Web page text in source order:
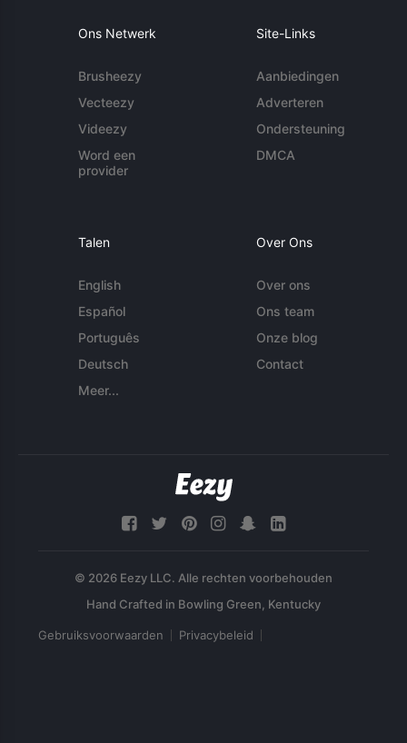
Ons Netwerk
Brusheezy
Vecteezy
Videezy
Word een
provider
Site-Links
Aanbiedingen
Adverteren
Ondersteuning
DMCA
Talen
English
Español
Português
Deutsch
Meer...
Over Ons
Over ons
Ons team
Onze blog
Contact
© 2026 Eezy LLC. Alle rechten voorbehouden
Gebruiksvoorwaarden Privacybeleid